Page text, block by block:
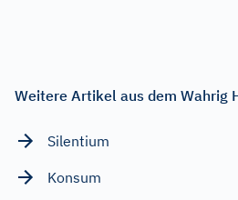
Weitere Artikel aus dem Wahrig
Silentium
Konsum